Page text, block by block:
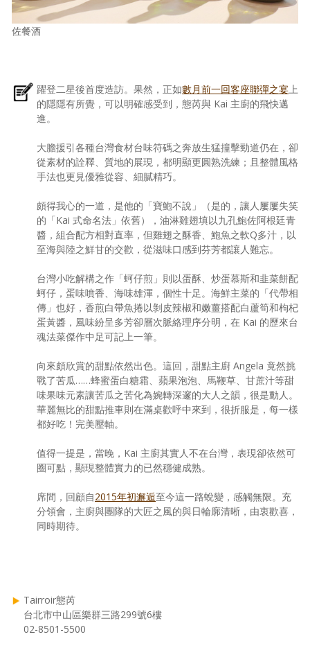
佐餐酒
躍登二星後首度造訪。果然，正如數月前一回客座聯彈之宴上
的隱隱有所覺，可以明確感受到，態芮與 Kai 主廚的飛快邁
進。
大膽援引各種台灣食材台味符碼之奔放生猛撞擊勁道仍在，卻
從素材的詮釋、質地的展現，都明顯更圓熟洗練；且整體風格
手法也更見優雅從容、細膩精巧。
頗得我心的一道，是他的「寶鮑不說」（是的，讓人屢屢失笑
的「Kai 式命名法」依舊），油淋雞翅填以九孔鮑佐阿根廷青
醬，組合配方相對直率，但雞翅之酥香、鮑魚之軟Q多汁，以
至海與陸之鮮甘的交歡，從滋味口感到芬芳都讓人難忘。
台灣小吃解構之作「蚵仔煎」則以蛋酥、炒蛋慕斯和韭菜餅配
蚵仔，蛋味噴香、海味雄渾，個性十足。海鮮主菜的「代帶相
傳」也好，香煎白帶魚捲以剝皮辣椒和嫩薑搭配白蘆筍和枸杞
蛋黃醬，風味紛呈多芳卻層次脈絡理序分明，在 Kai 的歷來台
魂法菜傑作中足可記上一筆。
向來頗欣賞的甜點依然出色。這回，甜點主廚 Angela 竟然挑
戰了苦瓜……蜂蜜蛋白糖霜、蘋果泡泡、馬鞭草、甘蔗汁等甜
味果味元素讓苦瓜之苦化為婉轉深邃的大人之韻，很是動人。
華麗無比的甜點推車則在滿桌歡呼中來到，很折服是，每一樣
都好吃！完美壓軸。
值得一提是，當晚，Kai 主廚其實人不在台灣，表現卻依然可
圈可點，顯現整體實力的已然穩健成熟。
席間，回顧自2015年初邂逅至今這一路蛻變，感觸無限。充
分領會，主廚與團隊的大匠之風的與日輪廓清晰，由衷歡喜，
同時期待。
Tairroir態芮
台北市中山區樂群三路299號6樓
02-8501-5500